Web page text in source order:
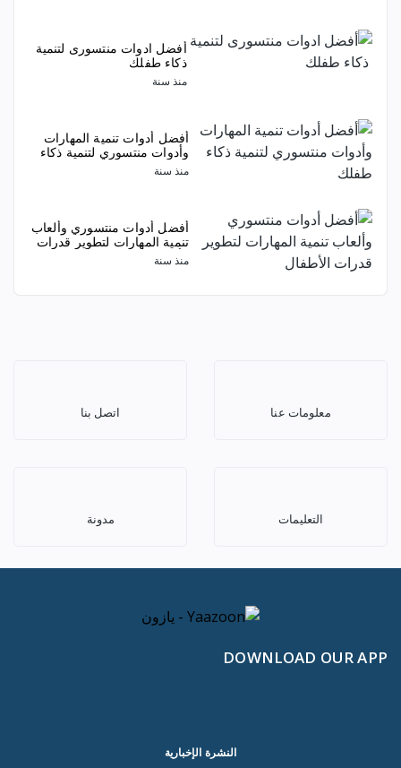
أفضل ادوات منتسورى لتنمية
ذكاء طفلك
منذ سنة
أفضل أدوات تنمية المهارات
وأدوات منتسوري لتنمية ذكاء
طفلك
منذ سنة
أفضل أدوات منتسوري وألعاب
تنمية المهارات لتطوير قدرات
الأطفال
منذ سنة
معلومات عنا اتصل بنا
التعليمات مدونة
DOWNLOAD OUR APP
النشرة الإخبارية